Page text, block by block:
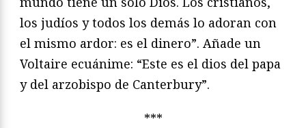
los judíos y todos los demás lo adoran con
el mismo ardor: es el dinero”. Añade un
Voltaire ecuánime: “Este es el dios del papa
y del arzobispo de Canterbury”.
***